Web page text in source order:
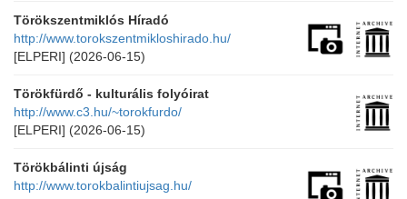
Törökszentmiklós Híradó
http://www.torokszentmikloshirado.hu/
[ELPERI] (2026-06-15)
Törökfürdő - kulturális folyóirat
http://www.c3.hu/~torokfurdo/
[ELPERI] (2026-06-15)
Törökbálinti újság
http://www.torokbalintiujsag.hu/